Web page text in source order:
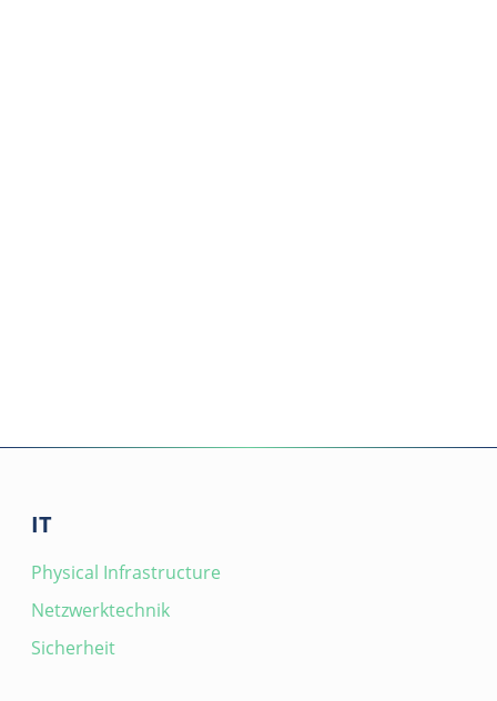
IT
Physical Infrastructure
Netzwerktechnik
Sicherheit